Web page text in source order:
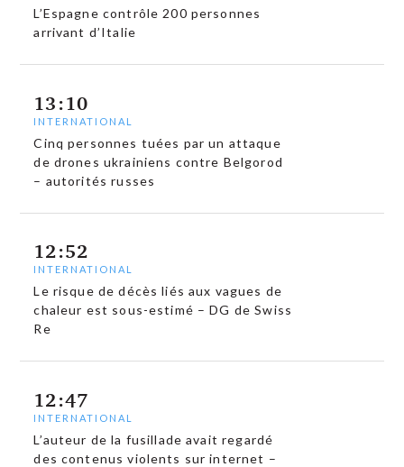
L’Espagne contrôle 200 personnes
arrivant d’Italie
13:10
INTERNATIONAL
Cinq personnes tuées par un attaque
de drones ukrainiens contre Belgorod
– autorités russes
12:52
INTERNATIONAL
Le risque de décès liés aux vagues de
chaleur est sous-estimé – DG de Swiss
Re
12:47
INTERNATIONAL
L’auteur de la fusillade avait regardé
des contenus violents sur internet –